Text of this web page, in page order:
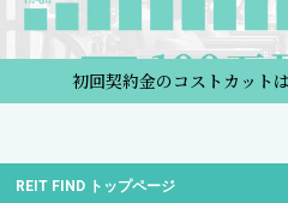
初回契約金のコストカット
REIT FIND トップページ